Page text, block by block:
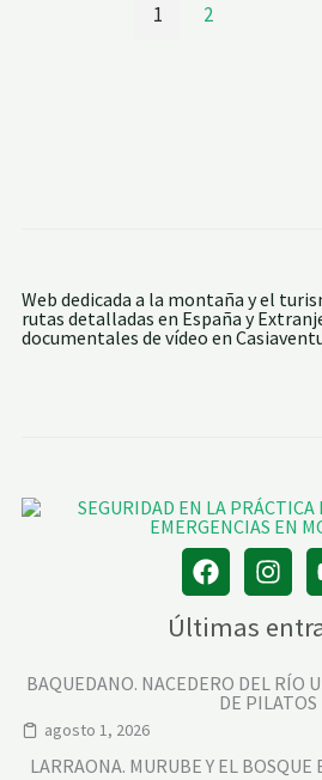
1 2
Web dedicada a la montaña y el
rutas detalladas en España y
documentales de vídeo en
Últimas
BAQUEDANO. NACEDERO DEL RÍO
DE PILATOS
agosto 1, 2026
LARRAONA. MURUBE Y EL